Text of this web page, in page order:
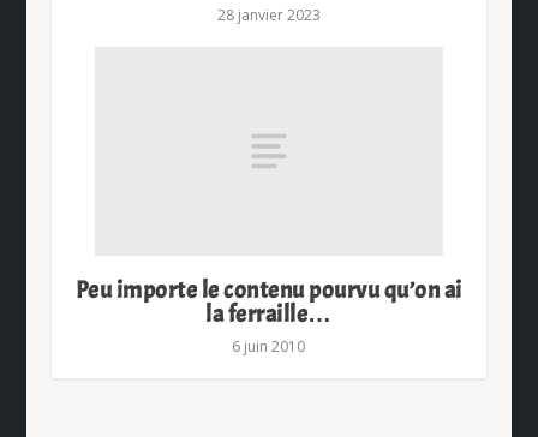
28 janvier 2023
Peu importe le contenu pourvu qu’on ai
la ferraille…
6 juin 2010